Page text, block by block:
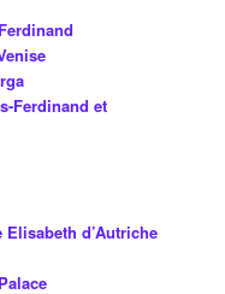
Ferdinand et
d’Autriche